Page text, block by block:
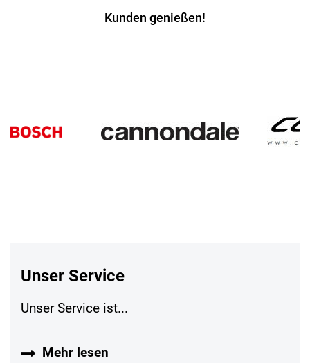
Kunden genießen!
Unser Service
Unser Service ist...
Mehr lesen